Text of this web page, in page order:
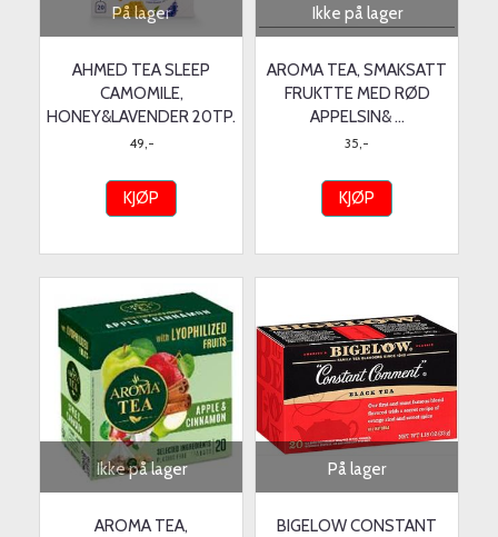
På lager
AHMED TEA SLEEP
CAMOMILE,
HONEY&LAVENDER 20TP.
49,-
KJØP
Ikke på lager
AROMA TEA, SMAKSATT
FRUKTTE MED RØD
APPELSIN& ...
35,-
KJØP
Ikke på lager
AROMA TEA,
På lager
BIGELOW CONSTANT